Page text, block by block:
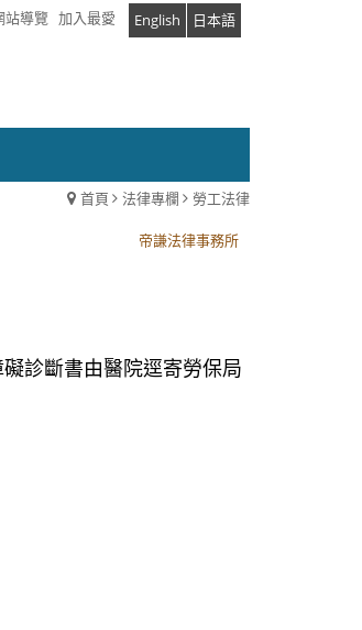
站導覽 加入最愛 English 日本語
首頁 法律專欄
勞工法律
帝謙法律事務所
診斷書由醫院逕寄勞保局